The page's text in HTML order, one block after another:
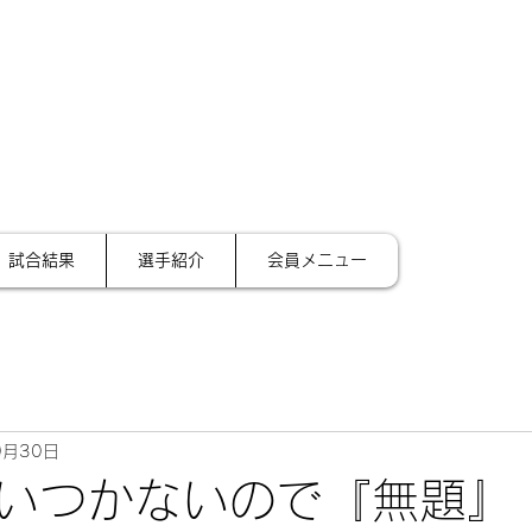
試合結果 選手紹介 会員メニュー
つかないので『無題』
30日